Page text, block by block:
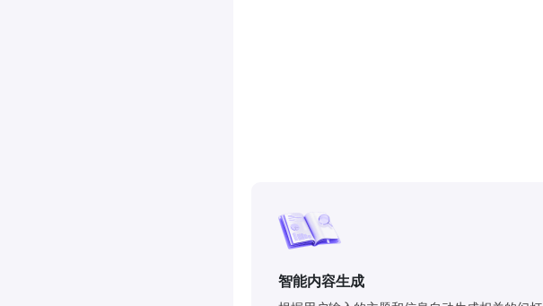
智能内容生成